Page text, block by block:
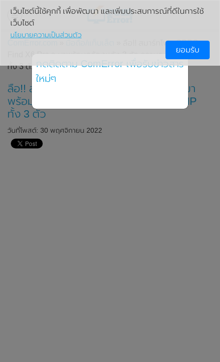
» ลือ!! สมาร์ทโฟน OPPO
Find X6 Pro จะมาพร้อมกล้องหลัง 3 ตัว ความละเอียด 50MP
ทั้ง 3 ตัว
ลือ!! สมาร์ทโฟน OPPO Find X6 Pro จะมา
พร้อมกล้องหลัง 3 ตัว ความละเอียด 50MP
ทั้ง 3 ตัว
วันที่โพสต์: 30 พฤศจิกายน 2022
เว็บไซต์นี้ใช้คุกกี้ เพื่อพัฒนา และเพิ่มประสบการณ์ที่ดีในการใช้
เว็บไซต์
นโยบายความเป็นส่วนตัว
ยอมรับ
กดติดตาม ComError เพื่อรับข่าวสาร
ใหม่ๆ